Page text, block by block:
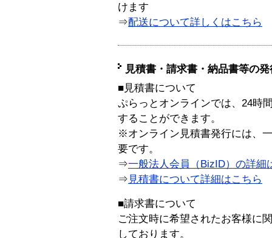
けます
⇒配送について詳しくはこちら
見積書・請求書・納品書等の
■見積書について
ぷらっとオンラインでは、24時
することができます。
※オンライン見積書発行には、
要です。
⇒一般法人会員（BizID）の詳細
⇒ 見積書について詳細はこちら
■請求書について
ご注文時に希望されたお客様に
しております。